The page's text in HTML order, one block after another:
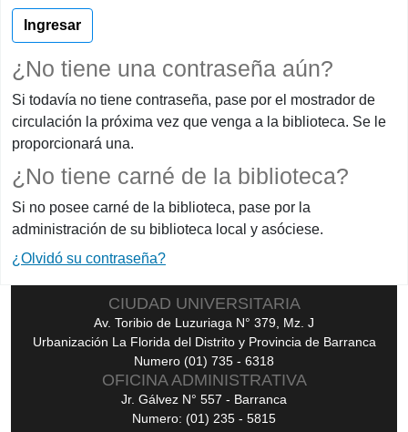
¿No tiene una contraseña aún?
Si todavía no tiene contraseña, pase por el mostrador de
circulación la próxima vez que venga a la biblioteca. Se le
proporcionará una.
¿No tiene carné de la biblioteca?
Si no posee carné de la biblioteca, pase por la
administración de su biblioteca local y asóciese.
¿Olvidó su contraseña?
CIUDAD UNIVERSITARIA
Av. Toribio de Luzuriaga N° 379, Mz. J
Urbanización La Florida del Distrito y Provincia de Barranca
Numero (01) 735 - 6318
OFICINA ADMINISTRATIVA
Jr. Gálvez N° 557 - Barranca
Numero: (01) 235 - 5815